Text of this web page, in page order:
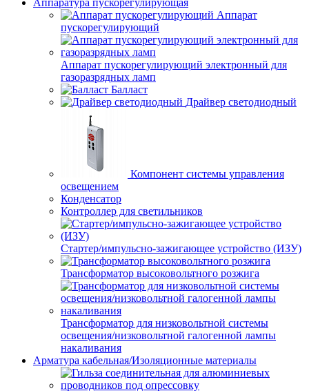
Аппаратура пускорегулирующая
Аппарат
пускорегулирующий
Аппарат пускорегулирующий электронный для
газоразрядных ламп
Балласт
Драйвер светодиодный
Компонент системы управления
освещением
Конденсатор
Контроллер для светильников
Стартер/импульсно-зажигающее устройство (ИЗУ)
Трансформатор высоковольтного розжига
Трансформатор для низковольтной системы
освещения/низковольтной галогенной лампы
накаливания
Арматура кабельная/Изоляционные материалы